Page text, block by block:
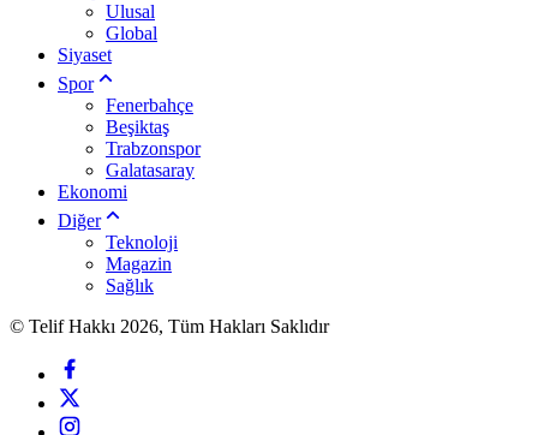
Ulusal
Global
Siyaset
Spor
Fenerbahçe
Beşiktaş
Trabzonspor
Galatasaray
Ekonomi
Diğer
Teknoloji
Magazin
Sağlık
© Telif Hakkı 2026, Tüm Hakları Saklıdır